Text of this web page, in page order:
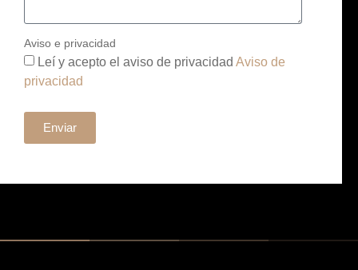
Aviso e privacidad
Leí y acepto el aviso de privacidad Aviso de
privacidad
Enviar